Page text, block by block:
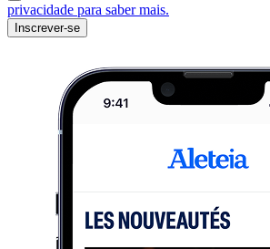
privacidade para saber mais.
Inscrever-se